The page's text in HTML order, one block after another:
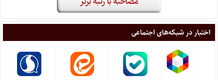
اختبار در شبکه‌های اجتماعی